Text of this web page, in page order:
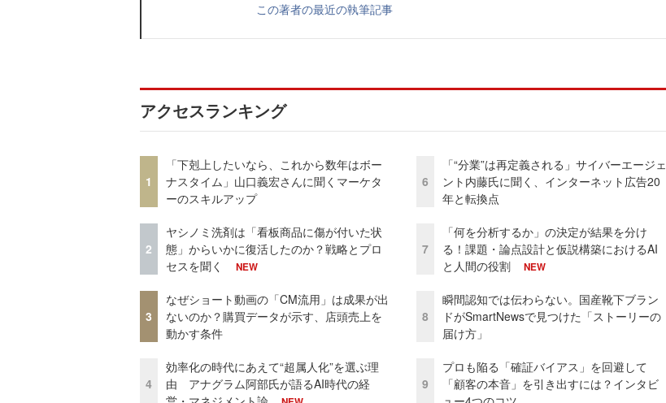
この著者の最近の執筆記事
アクセスランキング
1
「下剋上したいなら、これから数年はボー
ナスタイム」山口義宏さんに聞くマーケタ
ーのスキルアップ
2
ヤシノミ洗剤は「看板商品に傷が付いた状
態」からいかに復活したのか？戦略とプロ
セスを聞く
NEW
3
なぜショート動画の「CM流用」は成果が出
ないのか？購買データが示す、店頭売上を
動かす条件
4
効率化の時代にあえて“超属人化”を選ぶ理
由 アナグラム阿部氏が語るAI時代の経
6
「“分業”は再定義される」サイバーエージェ
ント内藤氏に聞く、インターネット広告20
年と転換点
7
「何を分析するか」の決定が結果を分け
る！課題・論点設計と仮説構築におけるAI
と人間の役割
NEW
8
瞬間認知では伝わらない。国産靴下ブラン
ドがSmartNewsで見つけた「ストーリーの
届け方」
9
プロも陥る「確証バイアス」を回避して
「顧客の本音」を引き出すには？インタビ